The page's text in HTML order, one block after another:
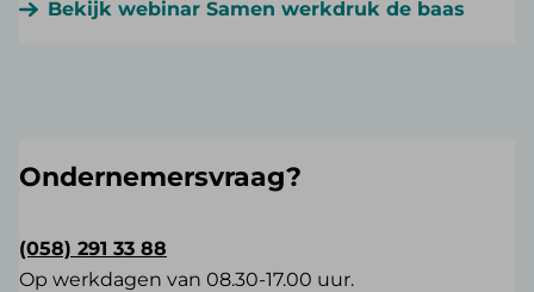
Bekijk webinar Samen werkdruk de baas
Ondernemersvraag?
(058) 291 33 88
Op werkdagen van 08.30-17.00 uur.